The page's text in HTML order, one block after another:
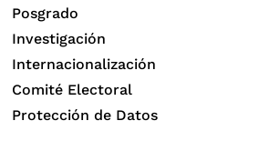
Posgrado
Investigación
Internacionalización
Comité Electoral
Protección de Datos